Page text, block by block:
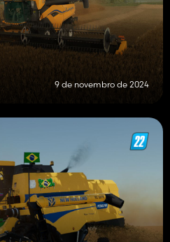
9 de novembro de 2024